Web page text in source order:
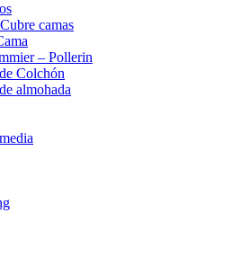
camas
– Pollerin
Colchón
almohada